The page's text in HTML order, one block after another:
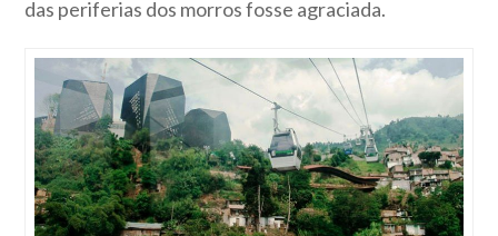
das periferias dos morros fosse agraciada.